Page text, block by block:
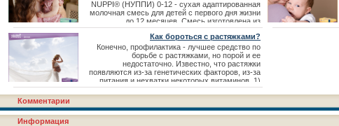
NUPPI® (НУППИ) 0-12 - сухая адаптированная
молочная смесь для детей с первого дня жизни
до 12 месяцев. Смесь изготовлена из
высококачественного европейского сырья в
соответствии со стандартами качества
европейской компании. Для более полноценного
усвоения белка организмом ребенка, НУППИ 0-
12 имеет благоприятное
Как бороться с растяжками?
Конечно, профилактика - лучшее средство по
борьбе с растяжками, но порой и ее
недостаточно. Известно, что растяжки
появляются из-за генетических факторов, из-за
питания и нехватки некоторых витаминов. 1)
Специалисты рекомендуют разнообразить
рацион белковыми продуктами, они
стимулируют выработку эластиновых и
коллагеновых волокон. Фрукты, овощи,
Комментарии
Информация